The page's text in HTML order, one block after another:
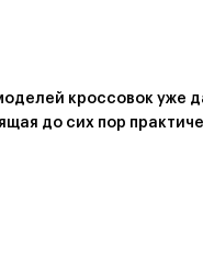
кроссовок уже
до сих пор